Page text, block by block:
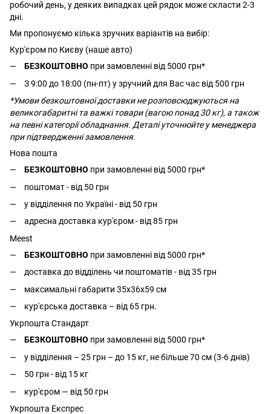
робочий день, у деяких випадках цей рядок може скласти 2-3
дні.
Ми пропонуємо кілька зручних варіантів на вибір:
Кур'єром по Києву (наше авто)
БЕЗКОШТОВНО при замовленні від 5000 грн*
З 9:00 до 18:00 (пн-пт) у зручний для Вас час від 500 грн
*Умови безкоштовної доставки не розповсюджуються на
великогабаритні та важкі товари (вагою понад 30 кг), а також
на певні категорії обладнання. Деталі уточнюйте у менеджера
при підтвердженні замовлення.
Нова пошта
БЕЗКОШТОВНО при замовленні від 5000 грн*
поштомат - від 50 грн
у відділення по Україні - від 50 грн
адресна доставка кур'єром - від 85 грн
Meest
БЕЗКОШТОВНО при замовленні від 5000 грн*
доставка до відділень чи поштоматів - від 35 грн
максимальні габарити 35x36x59 см
кур'єрська доставка – від 65 грн.
Укрпошта Стандарт
БЕЗКОШТОВНО при замовленні від 5000 грн*
у відділення – 25 грн – до 15 кг, не більше 70 см (3-6 днів)
50 грн - від 15 кг
кур'єром — від 50 грн
Укрпошта Експрес